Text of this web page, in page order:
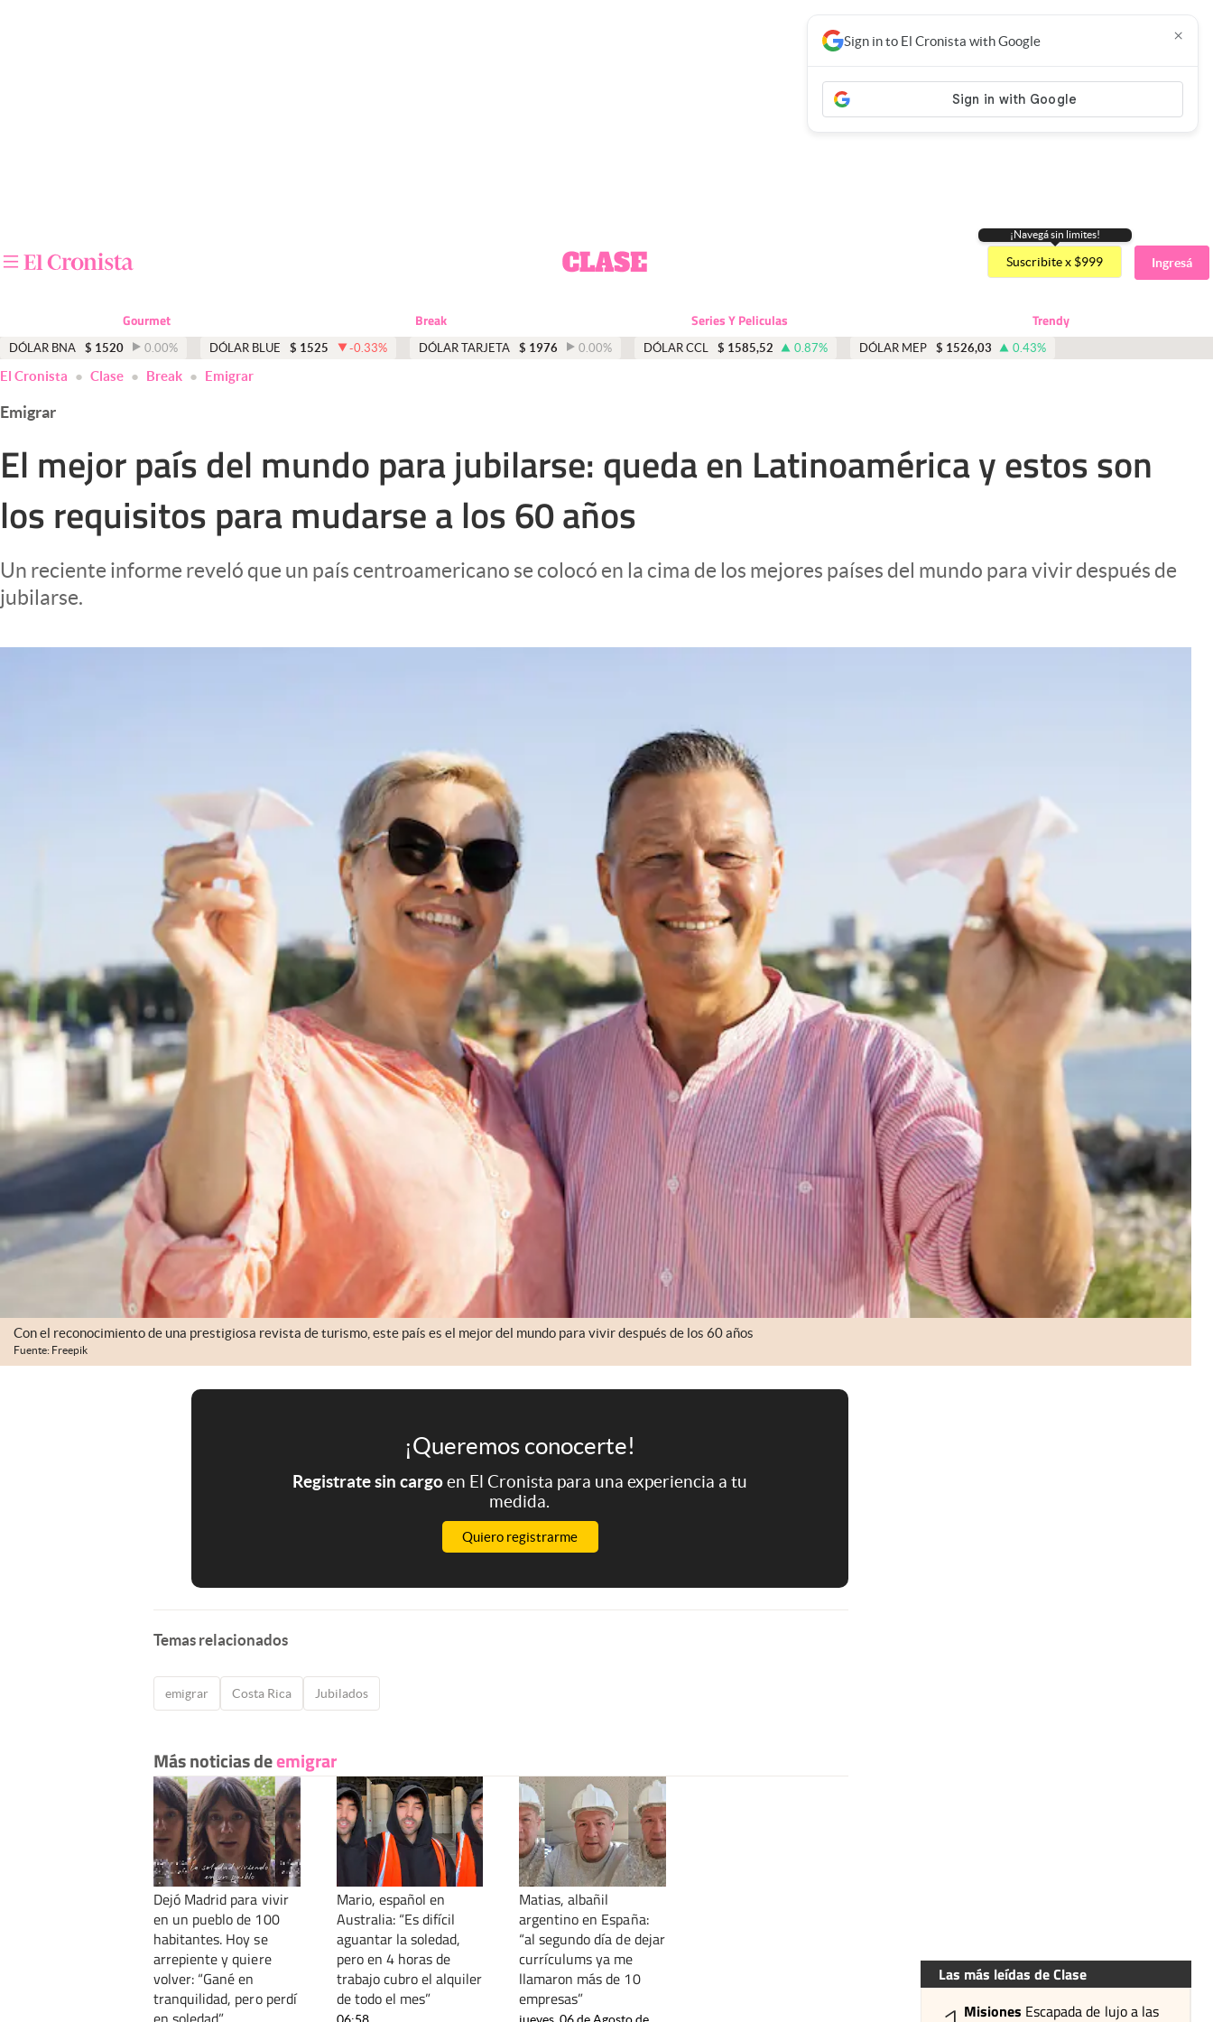
Otras secciones
Apertura
Infotechnology
Mundial 2026
¡Navegá sin limites!
Suscribite x $999 Ingresá
Gourmet Break Series Y Peliculas Trendy
DÓLAR BNA $ 1520 0.00% DÓLAR BLUE $ 1525 -0.33% DÓLAR TARJETA $ 1976 0.00% DÓLAR CCL $ 1585,52 0.87% DÓLAR MEP $ 1526,03 0.43%
Sign in to El Cronista with Google ×
El Cronista Clase Break Emigrar
Emigrar
El mejor país del mundo para jubilarse: queda en Latinoamérica y estos son
los requisitos para mudarse a los 60 años
Un reciente informe reveló que un país centroamericano se colocó en la cima de los mejores países del mundo para vivir después de
jubilarse.
Con el reconocimiento de una prestigiosa revista de turismo, este país es el mejor del mundo para vivir después de los 60 años
Fuente: Freepik
¡Queremos conocerte!
Registrate sin cargoen El Cronista para una experiencia a tu
medida.
Quiero registrarme
Temas relacionados
emigrar Costa Rica Jubilados
Más noticias deemigrar
Dejó Madrid para vivir
en un pueblo de 100
habitantes. Hoy se
arrepiente y quiere
volver: “Gané en
tranquilidad, pero perdí
Mario, español en
Australia: “Es difícil
aguantar la soledad,
pero en 4 horas de
trabajo cubro el alquiler
de todo el mes”
Matias, albañil
argentino en España:
“al segundo día de dejar
currículums ya me
llamaron más de 10
empresas”
Las más leídas de Clase
Misiones Escapada de lujo a las